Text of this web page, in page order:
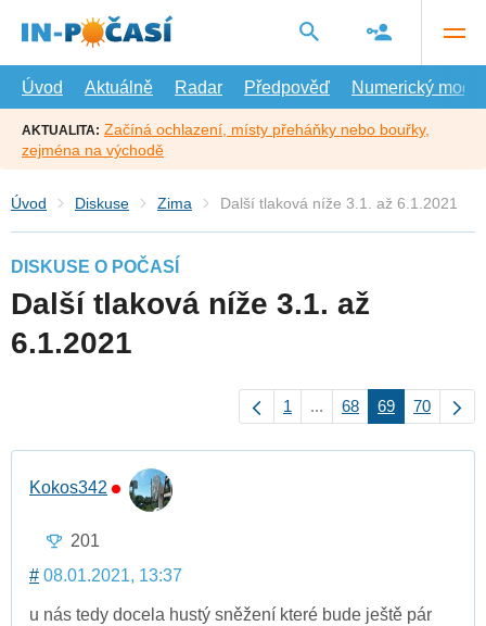
hlavní
Úvod
Aktuálně Radar Předpověď Numerický model
AKTUALITA: Začíná ochlazení, místy přeháňky nebo bouřky,
zejména na východě
Úvod Diskuse Zima Další tlaková níže 3.1. až 6.1.2021
DISKUSE O POČASÍ
Další tlaková níže 3.1. až
6.1.2021
1 ... 68 69 70
Kokos342
201
# 08.01.2021, 13:37
u nás tedy docela hustý sněžení které bude ještě pár